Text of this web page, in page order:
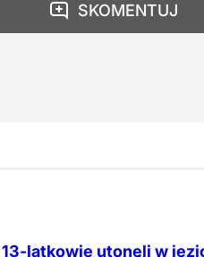
SKOMENTUJ
13-latkowie utonęli w